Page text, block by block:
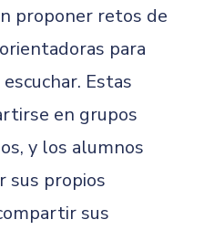
proponer retos de
para
Estas
en grupos
y los alumnos
sus propios
sus